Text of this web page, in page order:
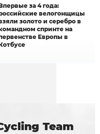
за 4 года:
велогонщицы
золото и серебро в
спринте на
Европы в
Team